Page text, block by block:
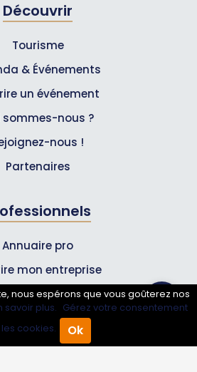
Agenda
Découvrir
Tourisme
& Événements
un événement
sommes-nous ?
nous !
Partenaires
Annuaire pro
mon entreprise
Pros
nous espérons que vous goûterez nos
savoir plus. Gérez votre consentement
les cookies.
Ok